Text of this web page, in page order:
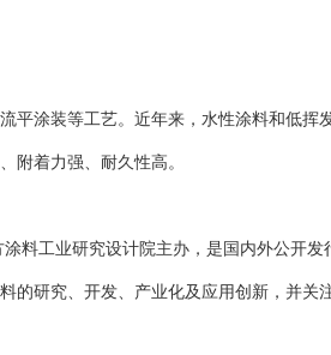
平涂装等工艺。近年来，水性涂料和低
附着力强、耐久性高。
料工业研究设计院主办，是国内外公开
研究、开发、产业化及应用创新，并